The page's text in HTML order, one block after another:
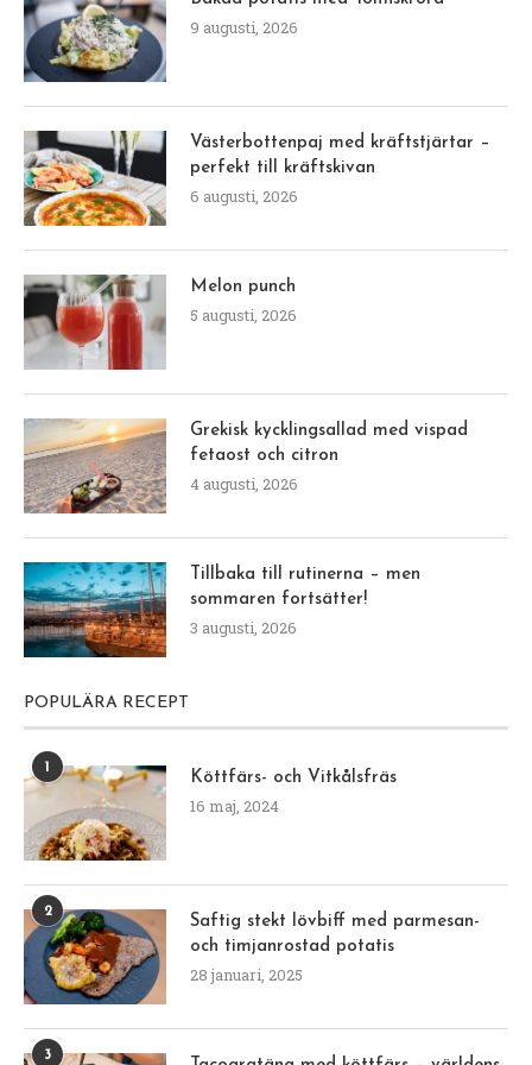
9 augusti, 2026
Västerbottenpaj med kräftstjärtar –
perfekt till kräftskivan
6 augusti, 2026
Melon punch
5 augusti, 2026
Grekisk kycklingsallad med vispad
fetaost och citron
4 augusti, 2026
Tillbaka till rutinerna – men
sommaren fortsätter!
3 augusti, 2026
POPULÄRA RECEPT
1
Köttfärs- och Vitkålsfräs
16 maj, 2024
2
Saftig stekt lövbiff med parmesan-
och timjanrostad potatis
28 januari, 2025
3